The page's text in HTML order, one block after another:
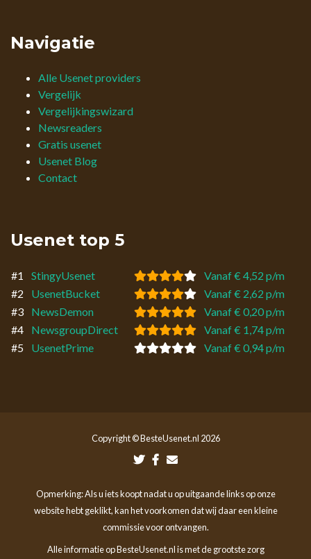
Navigatie
Alle Usenet providers
Vergelijk
Vergelijkingswizard
Newsreaders
Gratis usenet
Usenet Blog
Contact
Usenet top 5
#1 StingyUsenet
Vanaf € 4,52 p/m
#2
UsenetBucket
Vanaf € 2,62 p/m
#3
NewsDemon
Vanaf € 0,20 p/m
#4
NewsgroupDirect
Vanaf € 1,74 p/m
#5
UsenetPrime Vanaf € 0,94 p/m
Copyright © BesteUsenet.nl 2026
Opmerking: Als u iets koopt nadat u op uitgaande links op onze
website hebt geklikt, kan het voorkomen dat wij daar een kleine
commissie voor ontvangen.
Alle informatie op BesteUsenet.nl is met de grootste zorg